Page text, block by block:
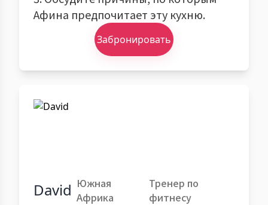
Афина предпочитает эту кухню.
Забронировать
David Южная
Африка
Тренер по
фитнесу